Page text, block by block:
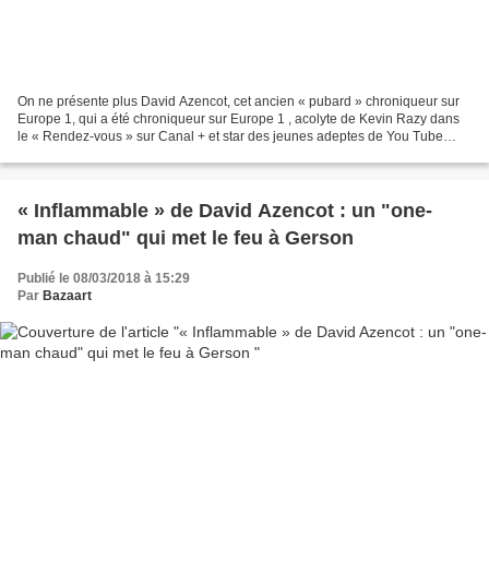
On ne présente plus David Azencot, cet ancien « pubard » chroniqueur sur
Europe 1, qui a été chroniqueur sur Europe 1 , acolyte de Kevin Razy dans
le « Rendez-vous » sur Canal + et star des jeunes adeptes de You Tube
« Inflammable » de David Azencot : un "one-
man chaud" qui met le feu à Gerson
Publié le 08/03/2018 à 15:29
Par Bazaart